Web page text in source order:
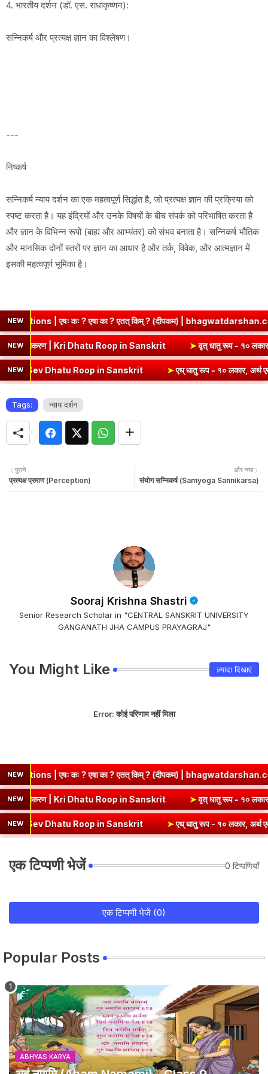
4. भारतीय दर्शन (डॉ. एस. राधाकृष्णन):
सन्निकर्ष और प्रत्यक्ष ज्ञान का विश्लेषण।
---
निष्कर्ष
सन्निकर्ष न्याय दर्शन का एक महत्वपूर्ण सिद्धांत है, जो प्रत्यक्ष ज्ञान की प्रक्रिया को
स्पष्ट करता है। यह इंद्रियों और उनके विषयों के बीच संपर्क को परिभाषित करता है
और ज्ञान के विभिन्न रूपों (बाह्य और आभ्यंतर) को संभव बनाता है। सन्निकर्ष भौतिक
और मानसिक दोनों स्तरों पर ज्ञान का आधार है और तर्क, विवेक, और आत्मज्ञान में
इसकी महत्वपूर्ण भूमिका है।
NEW
एषा का ? एतत् किम् ? (दीपकम) | bhagwatdarshan.com ➤Class
NEW - १० लकार, अर्थ एवं व्याकरण | Kri Dhatu Roop in Sanskrit ➤
NEWRoop in Sanskrit ➤एध् धातु रूप - १० लकार, अर्थ एवं व्याकरण |
Tags: न्याय दर्शन
और नया
संयोग सन्निकर्ष (Samyoga Sannikarsa)
पुराने
प्रत्यक्ष प्रमाण (Perception)
Sooraj Krishna Shastri
Senior Research Scholar in "CENTRAL SANSKRIT UNIVERSITY
GANGANATH JHA CAMPUS PRAYAGRAJ"
You Might Like ज़्यादा दिखाएं
Error:कोई परिणाम नहीं मिला
NEW
एषा का ? एतत् किम् ? (दीपकम) | bhagwatdarshan.com ➤Class
NEW - १० लकार, अर्थ एवं व्याकरण | Kri Dhatu Roop in Sanskrit ➤
NEWRoop in Sanskrit ➤एध् धातु रूप - १० लकार, अर्थ एवं व्याकरण |
एक टिप्पणी भेजें 0 टिप्पणियाँ
एक टिप्पणी भेजें (0)
Popular Posts
ABHYAS KARYA